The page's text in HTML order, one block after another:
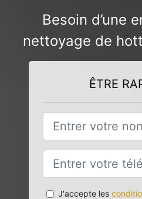
Besoin d’une
nettoyage de
ÊTRE
J'accepte les